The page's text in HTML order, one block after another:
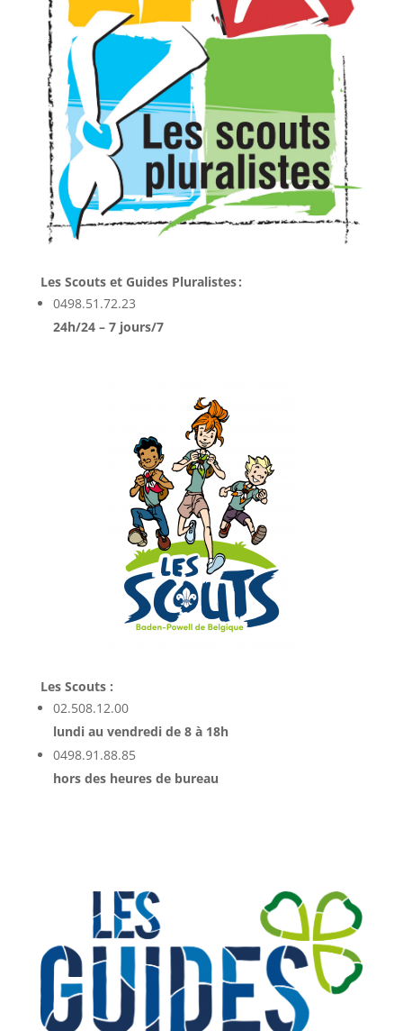
Les Scouts et Guides Pluralistes :
0498.51.72.23
24h/24 – 7 jours/7
Les Scouts :
02.508.12.00
lundi au vendredi de 8 à 18h
0498.91.88.85
hors des heures de bureau